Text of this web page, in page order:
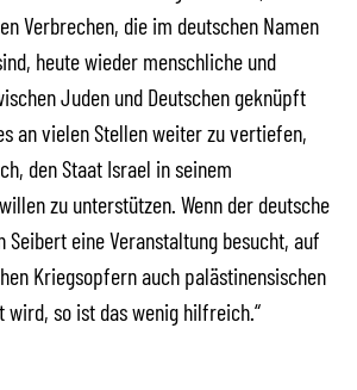
Verbrechen, die im deutschen Namen
heute wieder menschliche und
Juden und Deutschen geknüpft
an vielen Stellen weiter zu vertiefen,
den Staat Israel in seinem
zu unterstützen. Wenn der deutsche
eine Veranstaltung besucht, auf
Kriegsopfern auch palästinensischen
wird, so ist das wenig hilfreich.“